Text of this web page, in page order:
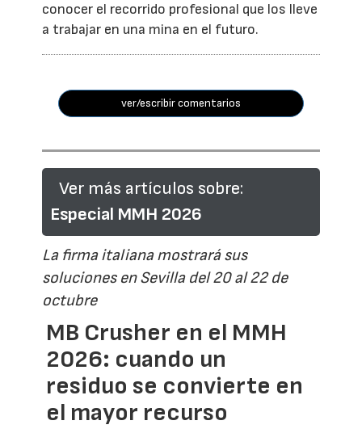
conocer el recorrido profesional que los lleve
a trabajar en una mina en el futuro.
ver/escribir comentarios
Ver más artículos sobre:
Especial MMH 2026
La firma italiana mostrará sus
soluciones en Sevilla del 20 al 22 de
octubre
MB Crusher en el MMH
2026: cuando un
residuo se convierte en
el mayor recurso